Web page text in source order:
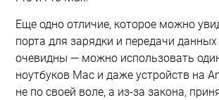
Еще одно отличие, которое можно
порта для зарядки и передачи
очевидны — можно использовать
ноутбуков Mac и даже устройств на
не по своей воле, а из-за закона,